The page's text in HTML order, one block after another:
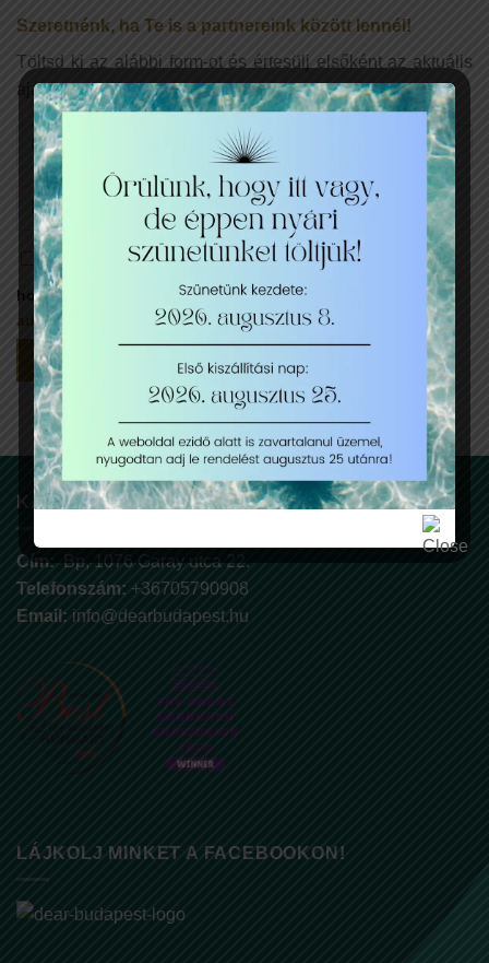
Szeretnénk, ha Te is a partnereink között lennél!
Töltsd ki az alábbi form-ot és értesülj elsőként az aktuális
ajánlatainkról.
Az Elküldés gomb megnyomásával hozzájárulok,
hogy megadott személyes adataim kezeléséhez az
adatkezelési tájékoztatóbanfoglaltak szerint.
KAPCSOLAT
Cím:Bp, 1076 Garay utca 22.
Telefonszám: +36705790908
Email: info@dearbudapest.hu
LÁJKOLJ MINKET A FACEBOOKON!